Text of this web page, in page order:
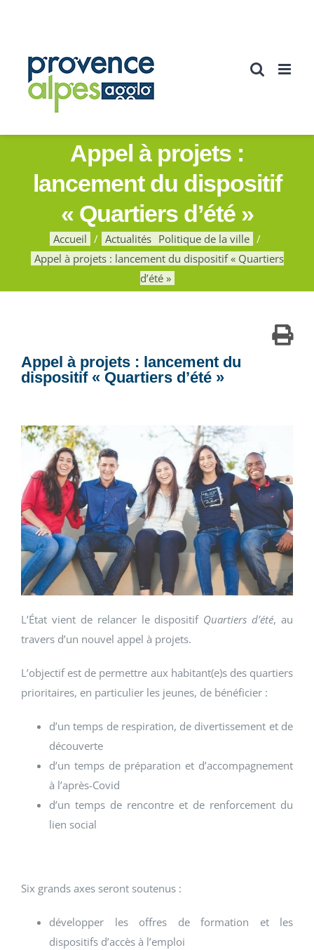
Appel à projets :
lancement du dispositif
« Quartiers d’été »
Accueil Actualités Politique de la ville
Appel à projets : lancement du dispositif « Quartiers
d’été »
Appel à projets : lancement du
dispositif « Quartiers d’été »
L’État vient de relancer le dispositif Quartiers d’été, au
travers d’un nouvel appel à projets.
L’objectif est de permettre aux habitant(e)s des quartiers
prioritaires, en particulier les jeunes, de bénéficier :
d’un temps de respiration, de divertissement et de
découverte
d’un temps de préparation et d’accompagnement
à l’après-Covid
d’un temps de rencontre et de renforcement du
lien social
Six grands axes seront soutenus :
développer les offres de formation et les
dispositifs d’accès à l’emploi